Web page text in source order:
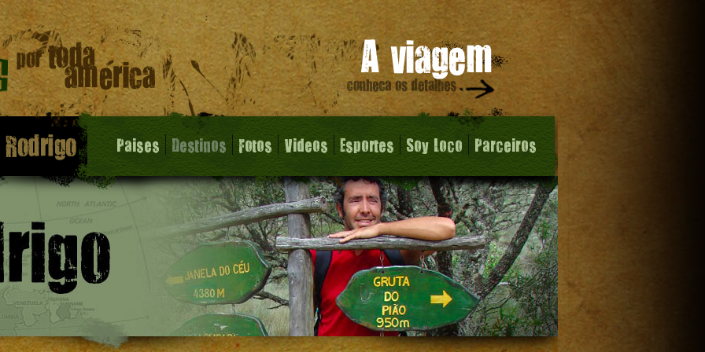
Paises Destinos Fotos Videos Esportes Soy Loco Parceiros